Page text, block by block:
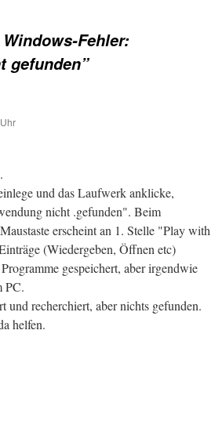
Windows-Fehler:
gefunden”
und das Laufwerk anklicke,
nicht .gefunden". Beim
erscheint an 1. Stelle "Play with
(Wiedergeben, Öffnen etc)
gespeichert, aber irgendwie
PC.
und recherchiert, aber nichts gefunden.
helfen.